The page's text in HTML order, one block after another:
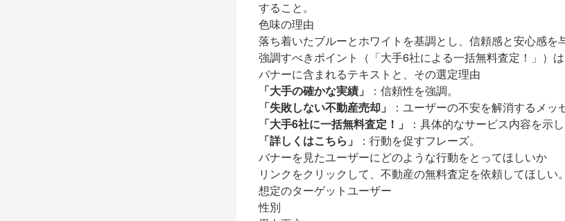
すること。
色味の理由
落ち着いたブルーとホワイトを基調とし、信頼感と安心感を
強調すべきポイント（「大手6社による一括無料査定！」）は
バナーに含まれるテキストと、その選定理由
「大手の確かな実績」
：信頼性を強調。
「失敗しない不動産売却」
：ユーザーの不安を解消するメッ
「大手6社に一括無料査定！」
：具体的なサービス内容を示
「詳しくはこちら」
：行動を促すフレーズ。
バナーを見たユーザーにどのような行動をとってほしいか
リンクをクリックして、不動産の無料査定を依頼してほしい。
想定のターゲットユーザー
性別